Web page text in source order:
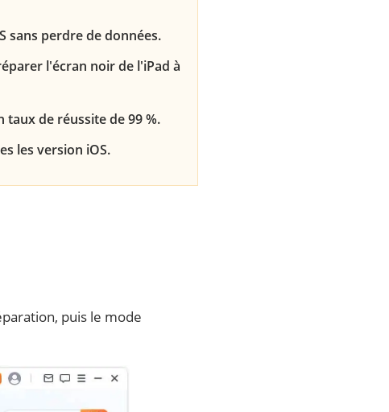
sans perdre de données.
l'écran noir de l'iPad à
taux de réussite de 99 %.
les version iOS.
puis le mode